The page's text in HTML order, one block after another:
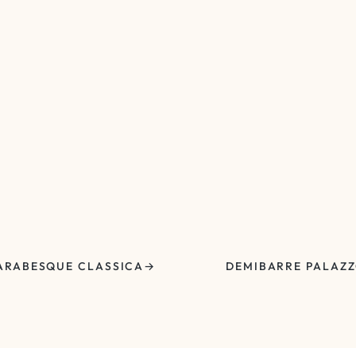
CLASSICA DEMIBARRE